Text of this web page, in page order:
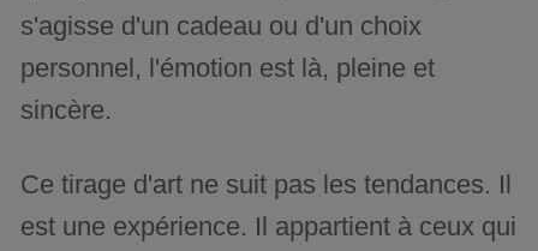
s'agisse d'un cadeau ou d'un choix
personnel, l'émotion est là, pleine et
sincère.
Ce tirage d'art ne suit pas les tendances. Il
est une expérience. Il appartient à ceux qui